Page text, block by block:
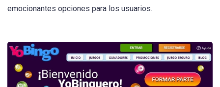
emocionantes opciones para los usuarios.